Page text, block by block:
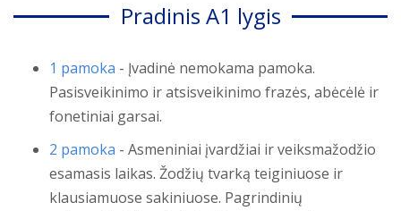
Pradinis A1 lygis
1 pamoka - Įvadinė nemokama pamoka.
Pasisveikinimo ir atsisveikinimo frazės, abėcėlė ir
fonetiniai garsai.
2 pamoka - Asmeniniai įvardžiai ir veiksmažodžio
esamasis laikas. Žodžių tvarką teiginiuose ir
klausiamuose sakiniuose. Pagrindinių